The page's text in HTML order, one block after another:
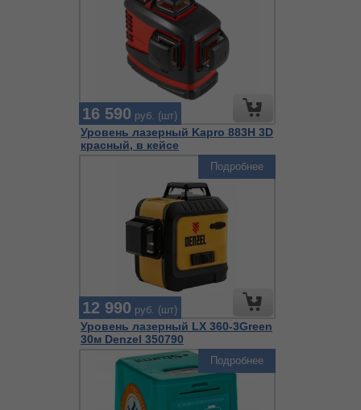
Уровень лазерный Kapro 883H 3D
красный, в кейсе
16 590 руб. (шт)
Уровень лазерный LX 360-3Green
30м Denzel 350790
12 990 руб. (шт)
Подробнее
Подробнее